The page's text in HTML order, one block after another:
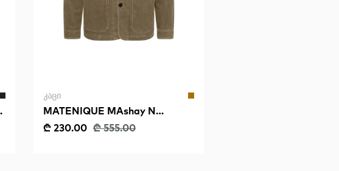
ᲙᲐᲪᲘ
MATENIQUE MAshay N
Heritage Morel
₾ 230.00 ₾ 555.00